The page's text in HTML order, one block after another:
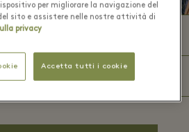
per migliorare la navigazione del
sito e assistere nelle nostre attività di
privacy
Accetta tutti i cookie